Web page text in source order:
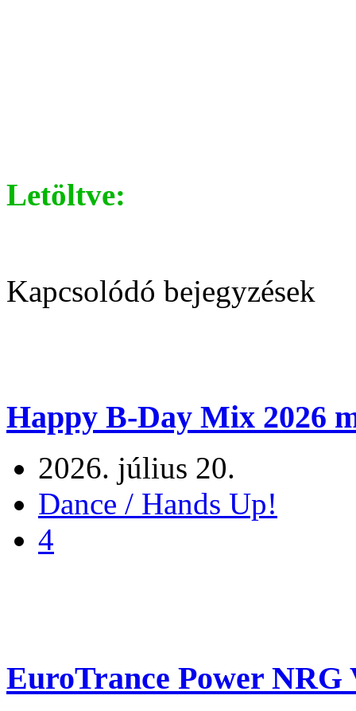
Letöltve:
Kapcsolódó bejegyzések
Happy B-Day Mix 2026
2026. július 20.
Dance / Hands Up!
4
EuroTrance Power NRG